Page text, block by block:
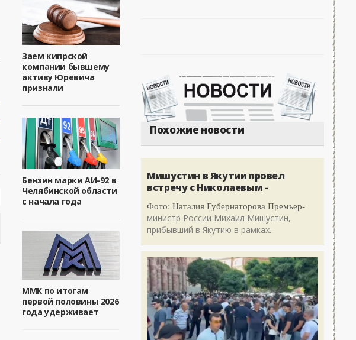
Заем кипрской
компании бывшему
активу Юревича
признали
Бензин марки АИ-92 в
Челябинской области
с начала года
ММК по итогам
первой половины 2026
года удерживает
Похожие новости
Мишустин в Якутии провел
встречу с Николаевым -
Фото: Наталия Губернаторова Премьер-
министр России Михаил Мишустин,
прибывший в Якутию в рамках...